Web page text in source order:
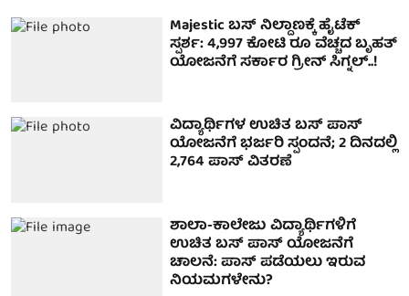
Majestic ಬಸ್ ನಿಲ್ದಾಣಕ್ಕೆ ಹೈಟೆಕ್
ಸ್ಪರ್ಶ: 4,997 ಕೋಟಿ ರೂ ವೆಚ್ಚದ ಬೃಹತ್
ಯೋಜನೆಗೆ ಸರ್ಕಾರ ಗ್ರೀನ್ ಸಿಗ್ನಲ್..!
ವಿದ್ಯಾರ್ಥಿಗಳ ಉಚಿತ ಬಸ್ ಪಾಸ್
ಯೋಜನೆಗೆ ಭರ್ಜರಿ ಸ್ಪಂದನೆ; 2 ದಿನದಲ್ಲಿ
2,764 ಪಾಸ್ ವಿತರಣೆ
ಶಾಲಾ-ಕಾಲೇಜು ವಿದ್ಯಾರ್ಥಿಗಳಿಗೆ
ಉಚಿತ ಬಸ್ ಪಾಸ್ ಯೋಜನೆಗೆ
ಚಾಲನೆ: ಪಾಸ್ ಪಡೆಯಲು ಇರುವ
ನಿಯಮಗಳೇನು?